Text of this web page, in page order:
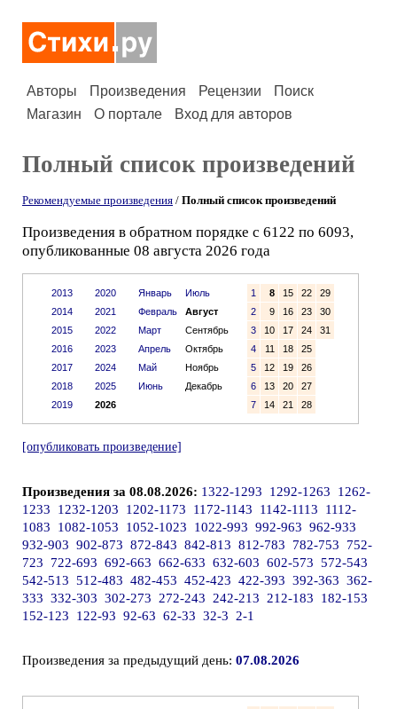
Авторы Произведения Рецензии
Поиск
Магазин
О портале Вход для авторов
Полный список произведений
Рекомендуемые произведения / Полный список произведений
Произведения в обратном порядке с 6122 по 6093,
опубликованные 08 августа 2026 года
2013
2014
2015
2016
2017
2018
2019
2020
2021
2022
2023
2024
2025
2026
Январь
Июль
Февраль
Август
Март
Сентябрь
Апрель
Октябрь
Май
Ноябрь
Июнь
Декабрь
1 8 15 22
29
2
9 16 23
30
3
10 17 24
31
4
11 18
25
5
12 19
26
6
13 20
27
7
14 21 28
[опубликовать произведение]
Произведения за 08.08.2026: 1322-1293 1292-1263
1262-
1233
1232-1203 1202-1173 1172-1143 1142-1113
1112-
1083
1082-1053 1052-1023 1022-993 992-963 962-933
932-903 902-873 872-843 842-813 812-783 782-753
752-
723
722-693 692-663 662-633 632-603 602-573 572-543
542-513 512-483 482-453 452-423 422-393 392-363 362-
333 332-303 302-273 272-243 242-213 212-183
182-153
152-123
122-93 92-63 62-33 32-3 2-1
Произведения за предыдущий день: 07.08.2026